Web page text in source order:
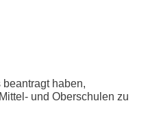
haben,
und Oberschulen zu